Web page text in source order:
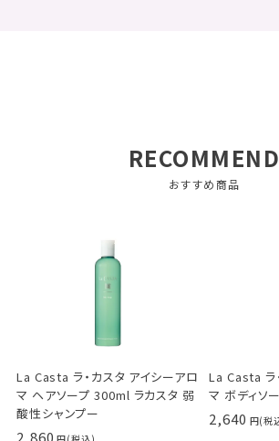
RECOMMEND
おすすめ商品
La Casta ラ・カスタ アイシーアロ
マ ヘアソープ 300ml ラカスタ 弱
酸性シャンプー
2,860
La Casta ラ
マ ボディソ
2,640